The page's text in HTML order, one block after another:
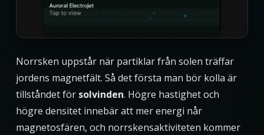
Norrsken uppstår när partiklar från solen träffar
jordens magnetfält. Så det första man bör kolla är
tillståndet för solvinden. Högre hastighet och
högre densitet innebär att mer energi når
magnetosfären, och norrskensaktiviteten kommer